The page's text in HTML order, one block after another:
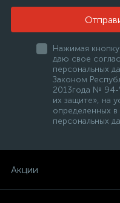
Нажимая
даю свое
персональных
Законом
2013года № 94-
их защите», на
определенных
персональных
Акции